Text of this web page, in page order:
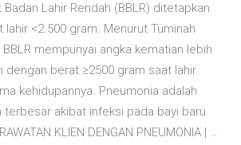
Badan Lahir Rendah (BBLR) ditetapkan
<2.500 gram. Menurut Tuminah
mempunyai angka kematian lebih
dengan berat ≥2500 gram saat lahir
kehidupannya. Pneumonia adalah
terbesar akibat infeksi pada bayi baru
KLIEN DENGAN PNEUMONIA | …